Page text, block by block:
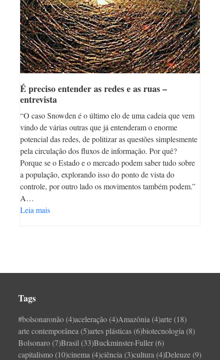
É preciso entender as redes e as ruas –
entrevista
“O caso Snowden é o último elo de uma cadeia que vem
vindo de várias outras que já entenderam o enorme
potencial das redes, de politizar as questões simplesmente
pela circulação dos fluxos de informação. Por quê?
Porque se o Estado e o mercado podem saber tudo sobre
a população, explorando isso do ponto de vista do
controle, por outro lado os movimentos também podem.”
A…
Leia mais
Tags
#bolsonaronão (4)aceleração (4)Amazônia (4)arte (18)
arte contemporânea (5)artes plásticas (6)biotecnologia (8)
Bolsonaro (7)Brasil (33)Buckminster-Fuller(6)
capitalismo (10)cinema (4)ciência (3)cultura (4)Deleuze (9)